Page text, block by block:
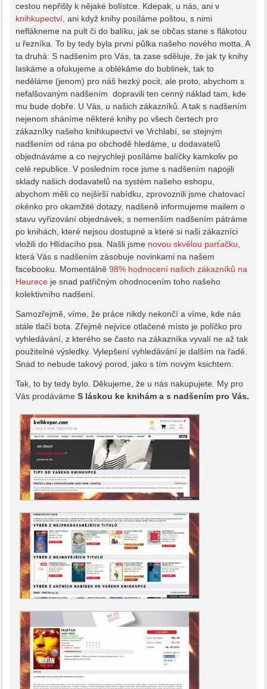
cestou nepřišly k nějaké bolístce. Kdepak, u nás, ani v
knihkupectví , ani když knihy posíláme poštou, s nimi
neflákneme na pult či do balíku, jak se občas stane s flákotou
u řezníka. To by tedy byla první půlka našeho nového motta. A
ta druhá: S nadšením pro Vás, ta zase sděluje, že jak ty knihy
laskáme a ofukujeme a oblékáme do bublinek, tak to
neděláme (jenom) pro náš hezký pocit, ale proto, abychom s
nefalšovaným nadšením dopravili ten cenný náklad tam, kde
mu bude dobře. U Vás, u našich zákazníků. A tak s nadšením
nejenom sháníme některé knihy po všech čertech pro
zákazníky našeho knihkupectví ve Vrchlabí, se stejným
nadšením od rána po obchodě hledáme, u dodavatelů
objednáváme a co nejrychleji posíláme balíčky kamkoliv po
celé republice. V posledním roce jsme s nadšením napojili
sklady našich dodavatelů na systém našeho eshopu,
abychom měli co nejširší nabídku, zprovoznili jsme chatovací
okénko pro okamžité dotazy, nadšeně informujeme mailem o
stavu vyřizování objednávek, s nemenším nadšením pátráme
po knihách, které nejsou dostupné a které si naši zákazníci
vložili do Hlídacího psa. Našli jsme novou skvělou parťačku
která Vás s nadšením zásobuje novinkami na našem
facebooku. Momentálně98% hodnocení našich zákazníků na
Heurece je snad patřičným ohodnocením toho našeho
kolektivního nadšení.
Samozřejmě, víme, že práce nikdy nekončí a víme, kde nás
stále tlačí bota. Zřejmě nejvíce otlačené místo je políčko pro
vyhledávání, z kterého se často na zákazníka vyvalí ne až tak
použitelné výsledky. Vylepšení vyhledávání je dalším na řadě.
Snad to nebude takový porod, jako s tím novým ksichtem.
Tak, to by tedy bylo. Děkujeme, že u nás nakupujete. My pro
Vás prodávámeS láskou ke knihám a s nadšením pro Vás.